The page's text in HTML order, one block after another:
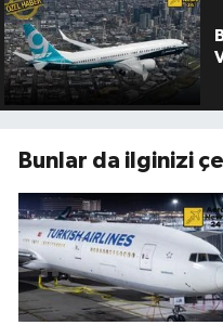
Bunlar da ilginizi